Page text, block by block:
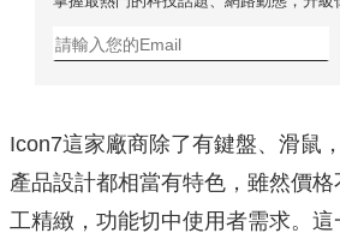
Icon7這家廠商除了有鍵盤、滑鼠
產品設計都相當有特色，雖然價
工精緻，功能切中使用者需求。